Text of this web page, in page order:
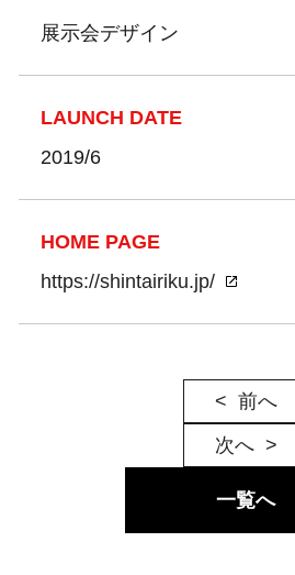
展示会デザイン
LAUNCH DATE
2019/6
HOME PAGE
https://shintairiku.jp/
前へ
次へ
一覧へ